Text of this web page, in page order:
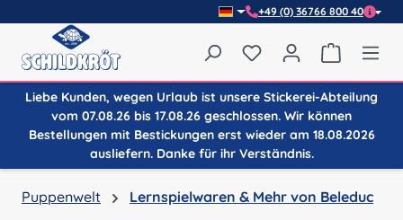
+49 (0) 36766 800 40
Du hast 0 Produkte
Liebe Kunden, wegen Urlaub ist unsere Stickerei-Abteilung
vom 07.08.26 bis 17.08.26 geschlossen. Wir können
Bestellungen mit Bestickungen erst wieder am 18.08.2026
ausliefern. Danke für ihr Verständnis.
Puppenwelt Lernspielwaren & Mehr von Beleduc